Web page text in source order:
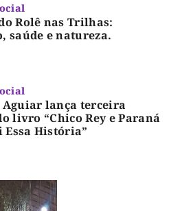
Rolê nas Trilhas:
saúde e natureza.
Aguiar lança terceira
livro “Chico Rey e Paraná
Essa História”